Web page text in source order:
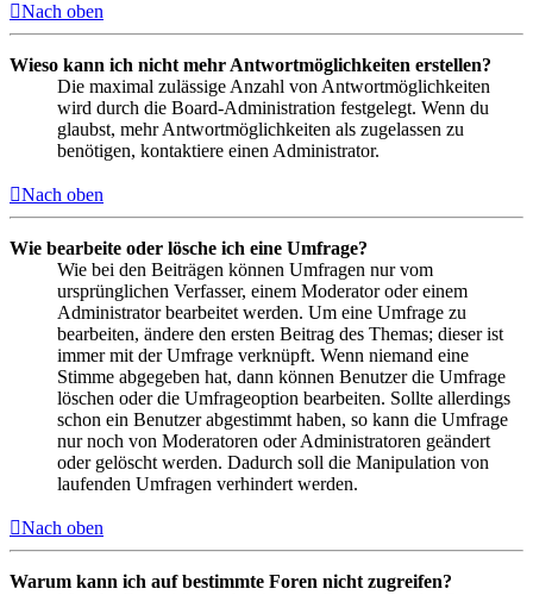
Nach oben
Wieso kann ich nicht mehr Antwortmöglichkeiten erstellen?
Die maximal zulässige Anzahl von Antwortmöglichkeiten
wird durch die Board-Administration festgelegt. Wenn du
glaubst, mehr Antwortmöglichkeiten als zugelassen zu
benötigen, kontaktiere einen Administrator.
Nach oben
Wie bearbeite oder lösche ich eine Umfrage?
Wie bei den Beiträgen können Umfragen nur vom
ursprünglichen Verfasser, einem Moderator oder einem
Administrator bearbeitet werden. Um eine Umfrage zu
bearbeiten, ändere den ersten Beitrag des Themas; dieser ist
immer mit der Umfrage verknüpft. Wenn niemand eine
Stimme abgegeben hat, dann können Benutzer die Umfrage
löschen oder die Umfrageoption bearbeiten. Sollte allerdings
schon ein Benutzer abgestimmt haben, so kann die Umfrage
nur noch von Moderatoren oder Administratoren geändert
oder gelöscht werden. Dadurch soll die Manipulation von
laufenden Umfragen verhindert werden.
Nach oben
Warum kann ich auf bestimmte Foren nicht zugreifen?